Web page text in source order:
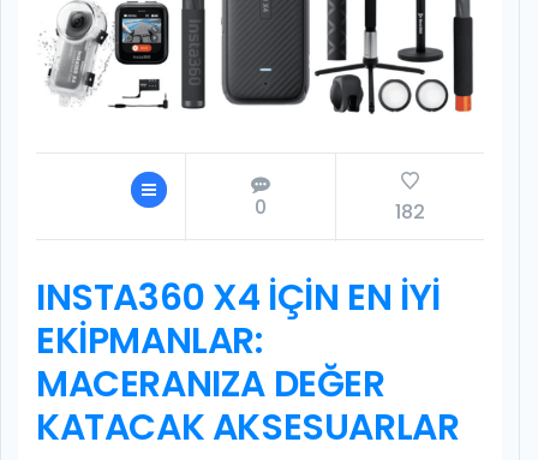
0 182
INSTA360 X4 İÇIN EN İYI
EKIPMANLAR:
MACERANIZA DEĞER
KATACAK AKSESUARLAR